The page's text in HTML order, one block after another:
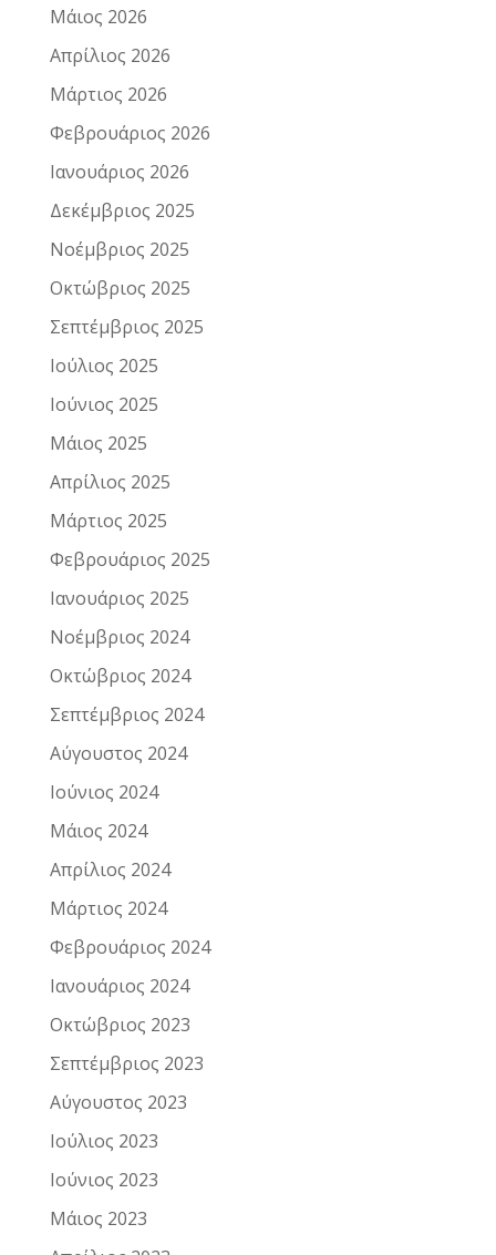
Μάιος 2026
Απρίλιος 2026
Μάρτιος 2026
Φεβρουάριος 2026
Ιανουάριος 2026
Δεκέμβριος 2025
Νοέμβριος 2025
Οκτώβριος 2025
Σεπτέμβριος 2025
Ιούλιος 2025
Ιούνιος 2025
Μάιος 2025
Απρίλιος 2025
Μάρτιος 2025
Φεβρουάριος 2025
Ιανουάριος 2025
Νοέμβριος 2024
Οκτώβριος 2024
Σεπτέμβριος 2024
Αύγουστος 2024
Ιούνιος 2024
Μάιος 2024
Απρίλιος 2024
Μάρτιος 2024
Φεβρουάριος 2024
Ιανουάριος 2024
Οκτώβριος 2023
Σεπτέμβριος 2023
Αύγουστος 2023
Ιούλιος 2023
Ιούνιος 2023
Μάιος 2023